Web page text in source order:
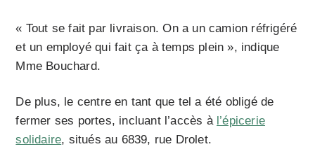
« Tout se fait par livraison. On a un camion réfrigéré
et un employé qui fait ça à temps plein », indique
Mme Bouchard.
De plus, le centre en tant que tel a été obligé de
fermer ses portes, incluant l’accès à l’épicerie
solidaire, situés au 6839, rue Drolet.